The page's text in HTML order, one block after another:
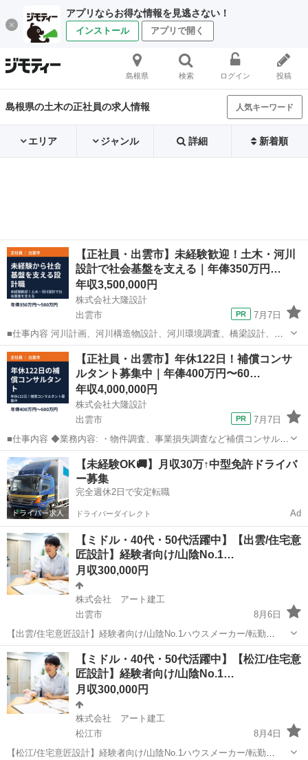
アプリならお得な情報を見逃さない！
インストール アプリで開く
島根県 検索 ログイン 投稿
島根県の土木の正社員の求人情報 人気キーワード
エリア ジャンル 詳細 新着順
【正社員・出雲市】未経験歓迎！土木・河川
設計で社会基盤を支える｜年俸350万円…
年収3,500,000円
株式会社大隆設計
出雲市
7月7日
■仕事内容 河川計画、河川構造物設計、河川環境調査、橋梁設計、道
路維持関連調査・検討、防災・減災関連調査・検討といった、社会基
盤（インフラ）に関わる設計、関連する計画などをお任せ致します。
＼おすすめポイント／ ・...
島根 出雲市 土木 未経験
【正社員・出雲市】年休122日！補償コンサ
ルタント募集中｜年俸400万円〜60…
年収4,000,000円
株式会社大隆設計
出雲市
7月7日
■仕事内容 ◆業務内容: ・物件調査、事業損失調査など補償コンサルタ
ント業務に関する調査及び業務管理 (木造建物、一般工作物、立木等に
関する調査及び補償金算定。事業損失に関する調査及び費用負担の算
定業務など) ◆...
島根 出雲市 土木 業務
【未経験OK🚚】月収30万↑中型免許ドライバ
ー募集
完全週休2日で安定転職
ドライバーダイレクト Ad
【ミドル・40代・50代活躍中】【出雲/住宅意
匠設計】経験者向け/山陰No.1…
月収300,000円
株式会社 アート建工
出雲市
8月6日
【出雲/住宅意匠設計】経験者向け/山陰No.1ハウスメーカー/転勤
無/WLB◎ 【応募先企業名】株式会社 アート建工 【雇用形態】正社
員 【職種】その他の建築・設備・土木・工事系 【応募資格】 ・日本
語ネイティブレベルの方...
島根 出雲市 その他 40代
【ミドル・40代・50代活躍中】【松江/住宅意
匠設計】経験者向け/山陰No.1…
月収300,000円
株式会社 アート建工
松江市
8月4日
【松江/住宅意匠設計】経験者向け/山陰No.1ハウスメーカー/転勤